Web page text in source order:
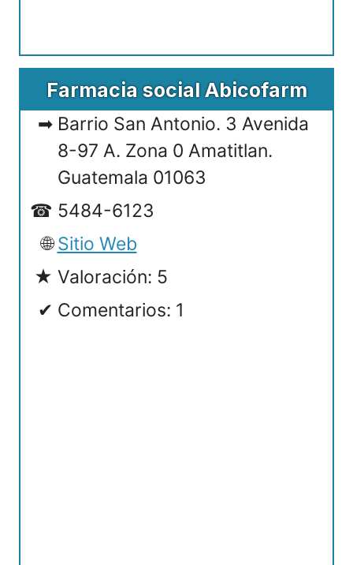
Farmacia social Abicofarm
Barrio San Antonio. 3 Avenida
8-97 A. Zona 0 Amatitlan.
Guatemala 01063
5484-6123
Sitio Web
Valoración: 5
Comentarios: 1